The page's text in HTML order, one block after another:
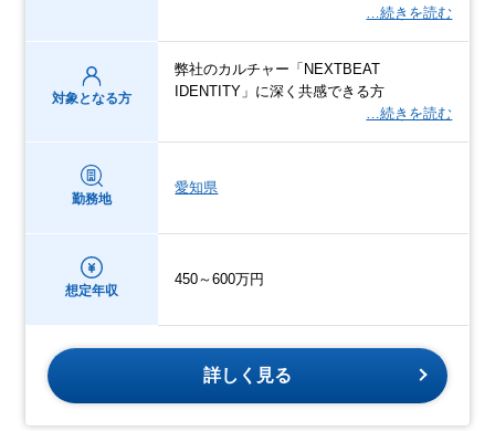
…続きを読む
対象となる方
弊社のカルチャー「NEXTBEAT
IDENTITY」に深く共感できる方
…続きを読む
勤務地
愛知県
想定年収
450～600万円
詳しく見る